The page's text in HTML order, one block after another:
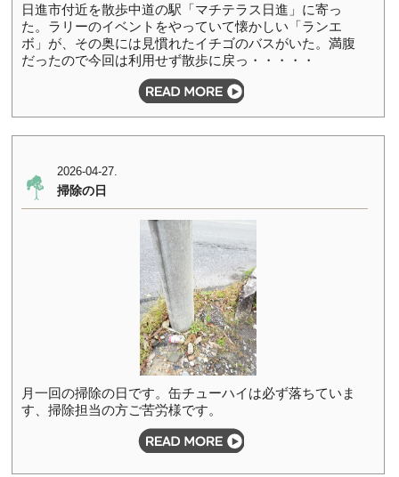
日進市付近を散歩中道の駅「マチテラス日進」に寄っ
た。ラリーのイベントをやっていて懐かしい「ランエ
ボ」が、その奥には見慣れたイチゴのバスがいた。満腹
だったので今回は利用せず散歩に戻っ・・・・・
2026-04-27.
掃除の日
月一回の掃除の日です。缶チューハイは必ず落ちていま
す、掃除担当の方ご苦労様です。